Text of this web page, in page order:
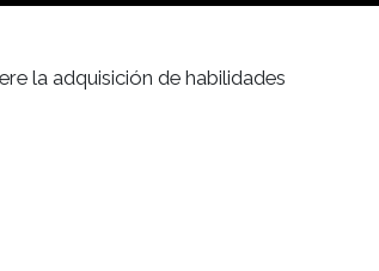
la adquisición de habilidades